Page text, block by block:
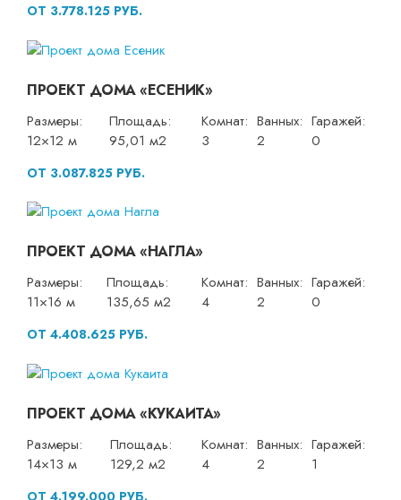
ОТ 3.778.125 РУБ.
ПРОЕКТ ДОМА «ЕСЕНИК»
Размеры:
12×12 м
Площадь:
95,01 м2
Комнат:
3
Ванных:
2
Гаражей:
0
ОТ 3.087.825 РУБ.
ПРОЕКТ ДОМА «НАГЛА»
Размеры:
11×16 м
Площадь:
135,65 м2
Комнат:
4
Ванных:
2
Гаражей:
0
ОТ 4.408.625 РУБ.
ПРОЕКТ ДОМА «КУКАИТА»
Размеры:
14×13 м
Площадь:
129,2 м2
Комнат:
4
Ванных:
2
Гаражей:
1
ОТ 4.199.000 РУБ.